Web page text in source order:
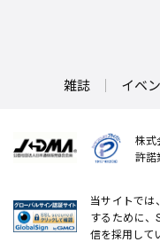
雑誌 イベ
株式
許諾
当サイトでは
するために、
信を採用して